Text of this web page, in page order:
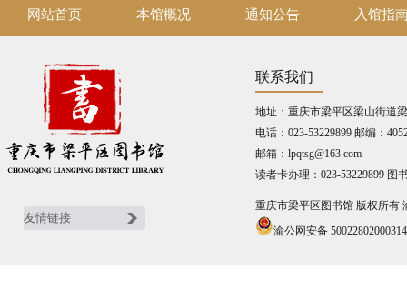
网站首页 本馆概况 通知公告 入馆指
联系我们
地址：重庆市梁平区梁山街道
电话：023-53229899 邮编：
邮箱：lpqtsg@163.com
读者卡办理：023-53229899 图
重庆市梁平区图书馆 版权所有
渝公网安备